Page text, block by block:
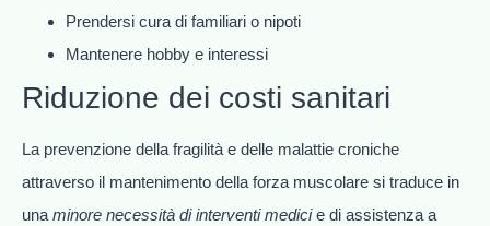
Prendersi cura di familiari o nipoti
Mantenere hobby e interessi
Riduzione dei costi sanitari
La prevenzione della fragilità e delle malattie croniche
attraverso il mantenimento della forza muscolare si traduce in
unaminore necessità di interventi medicie di assistenza a